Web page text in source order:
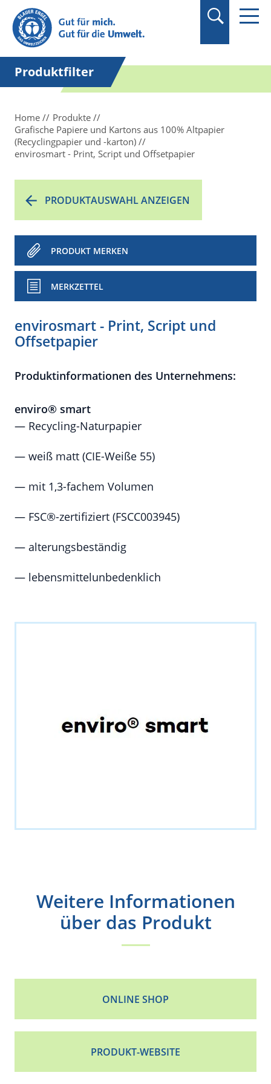
Suchbegriff in
Anführungszeichen
setzen.
Produktfilter
Home
Produkte
Grafische Papiere und Kartons aus 100% Altpapier
(Recyclingpapier und -karton)
envirosmart - Print, Script und Offsetpapier
PRODUKTAUSWAHL ANZEIGEN
PRODUKT MERKEN
MERKZETTEL
envirosmart - Print, Script und
Offsetpapier
Produktinformationen des Unternehmens:
enviro® smart
— Recycling-Naturpapier
— weiß matt (CIE-Weiße 55)
— mit 1,3-fachem Volumen
— FSC®-zertifiziert (FSCC003945)
— alterungsbeständig
— lebensmittelunbedenklich
Weitere Informationen
über das Produkt
ONLINE SHOP
PRODUKT-WEBSITE